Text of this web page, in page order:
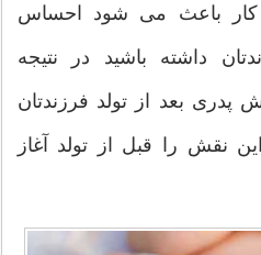
باعث می شود احساس
داشته باشید در نتیجه
پدری بعد از تولد فرزندتان
نقش را قبل از تولد آغاز